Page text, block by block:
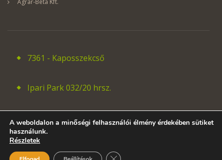
Agrár-Béta Kft.
7361 - Kaposszekcső
Ipari Park 032/20 hrsz.
A weboldalon a minőségi felhasználói élmény érdekében sütiket
használunk.
Részletek
Close GDPR Cookie Banner